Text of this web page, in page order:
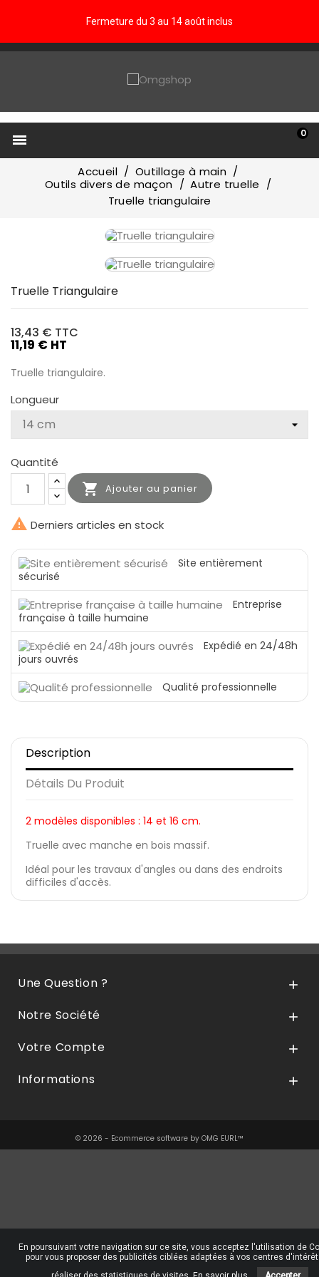
Fermeture du 3 au 14 août inclus
 0
Accueil
Outillage à main
Outils divers de maçon
Autre truelle
Truelle triangulaire
Truelle Triangulaire
13,43 € TTC
11,19 € HT
Truelle triangulaire.
Longueur
Quantité
 Ajouter au panier
 Derniers articles en stock
Site entièrement
sécurisé
Entreprise
française à taille humaine
Expédié en 24/48h
jours ouvrés
Qualité professionnelle
Description
Détails Du Produit
2 modèles disponibles : 14 et 16 cm.
Truelle avec manche en bois massif.
Idéal pour les travaux d'angles ou dans des endroits
difficiles d'accès.
Une Question ? 
Notre Société 
Votre Compte 
Informations 
© 2026 - Ecommerce software by OMG EURL™
En poursuivant votre navigation sur ce site, vous acceptez l'utilisation de
pour vous proposer des publicités ciblées adaptées à vos centres